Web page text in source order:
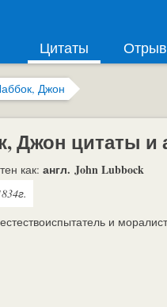
Цитаты
Джон
Джон цитаты
как: англ. John Lubbock
и